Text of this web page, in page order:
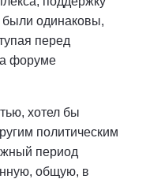
одинаковы,
перед
форуме
хотел бы
политическим
период
общую, в